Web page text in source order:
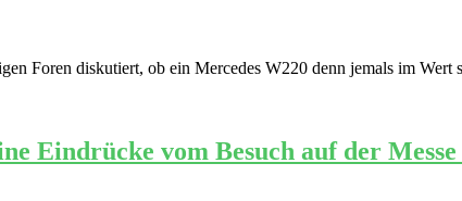
Foren diskutiert, ob ein Mercedes W220 denn jemals im Wert
Eindrücke vom Besuch auf der Messe